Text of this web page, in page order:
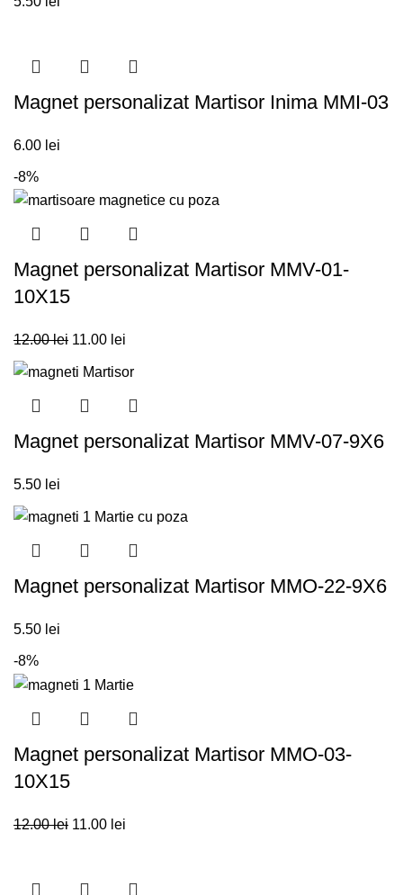
Magnet personalizat Martisor Inima MMI-03
6.00 lei
-8%
Magnet personalizat Martisor MMV-01-
10X15
12.00lei 11.00 lei
Magnet personalizat Martisor MMV-07-9X6
5.50 lei
Magnet personalizat Martisor MMO-22-9X6
5.50 lei
-8%
Magnet personalizat Martisor MMO-03-
10X15
12.00lei 11.00 lei